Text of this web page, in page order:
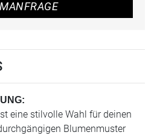
eine stilvolle Wahl für deinen
Blumenmuster